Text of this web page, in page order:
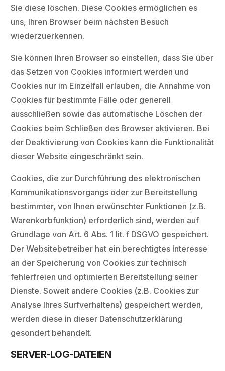
Sie diese löschen. Diese Cookies ermöglichen es
uns, Ihren Browser beim nächsten Besuch
wiederzuerkennen.
Sie können Ihren Browser so einstellen, dass Sie über
das Setzen von Cookies informiert werden und
Cookies nur im Einzelfall erlauben, die Annahme von
Cookies für bestimmte Fälle oder generell
ausschließen sowie das automatische Löschen der
Cookies beim Schließen des Browser aktivieren. Bei
der Deaktivierung von Cookies kann die Funktionalität
dieser Website eingeschränkt sein.
Cookies, die zur Durchführung des elektronischen
Kommunikationsvorgangs oder zur Bereitstellung
bestimmter, von Ihnen erwünschter Funktionen (z.B.
Warenkorbfunktion) erforderlich sind, werden auf
Grundlage von Art. 6 Abs. 1 lit. f DSGVO gespeichert.
Der Websitebetreiber hat ein berechtigtes Interesse
an der Speicherung von Cookies zur technisch
fehlerfreien und optimierten Bereitstellung seiner
Dienste. Soweit andere Cookies (z.B. Cookies zur
Analyse Ihres Surfverhaltens) gespeichert werden,
werden diese in dieser Datenschutzerklärung
gesondert behandelt.
SERVER-LOG-DATEIEN